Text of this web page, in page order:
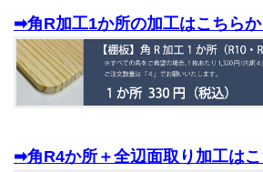
➡角R加工1か所の加工はこちらか
➡角R4か所＋全辺面取り加工は